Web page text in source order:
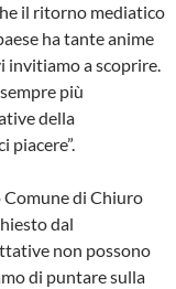
il ritorno mediatico
ha tante anime
invitiamo a scoprire.
più
della
piacere”.
di Chiuro
dal
non possono
di puntare sulla